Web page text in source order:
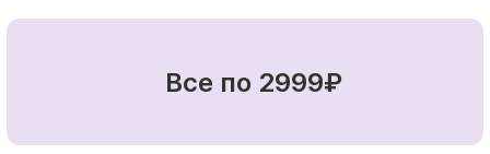
Все по 2999₽